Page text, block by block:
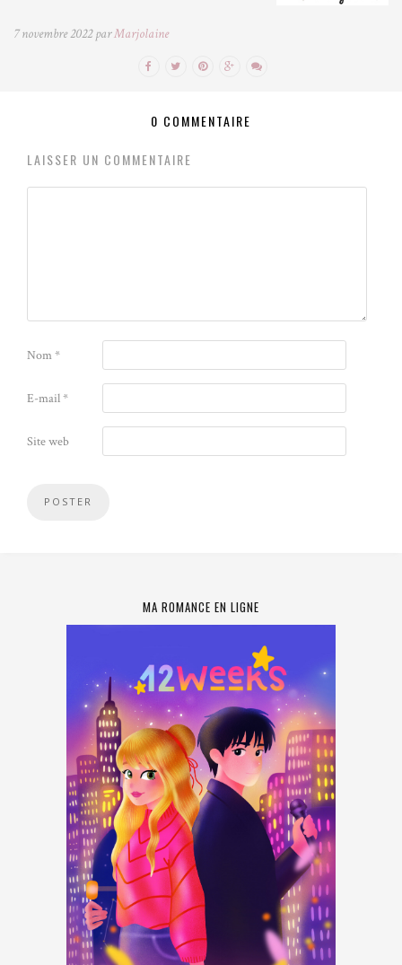
7 novembre 2022 parMarjolaine
0 COMMENTAIRE
LAISSER UN COMMENTAIRE
Nom*
E-mail*
Site web
MA ROMANCE EN LIGNE